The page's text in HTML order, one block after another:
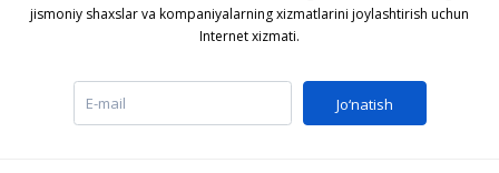
jismoniy shaxslar va kompaniyalarning xizmatlarini joylashtirish uchun
Internet xizmati.
Jo‘natish